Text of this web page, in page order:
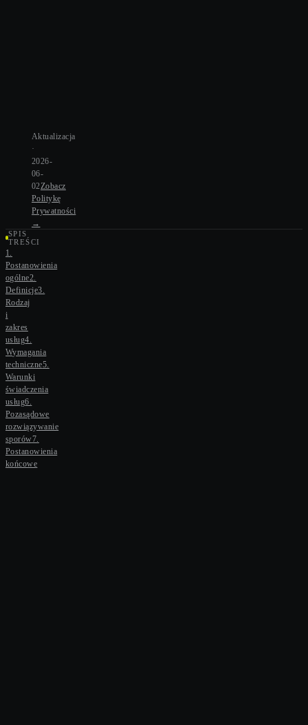
G
U
L
A
M
I
N
Zasady
korzystania
ze
strony
Krowd.
Aktualizacja
·
2026-
06-
02 Zobacz
Politykę
Prywatności
→
SPIS
TREŚCI
1.
Postanowienia
ogólne2.
Definicje3.
Rodzaj
i
zakres
usług4.
Wymagania
techniczne5.
Warunki
świadczenia
usług6.
Pozasądowe
rozwiązywanie
sporów7.
Postanowienia
końcowe